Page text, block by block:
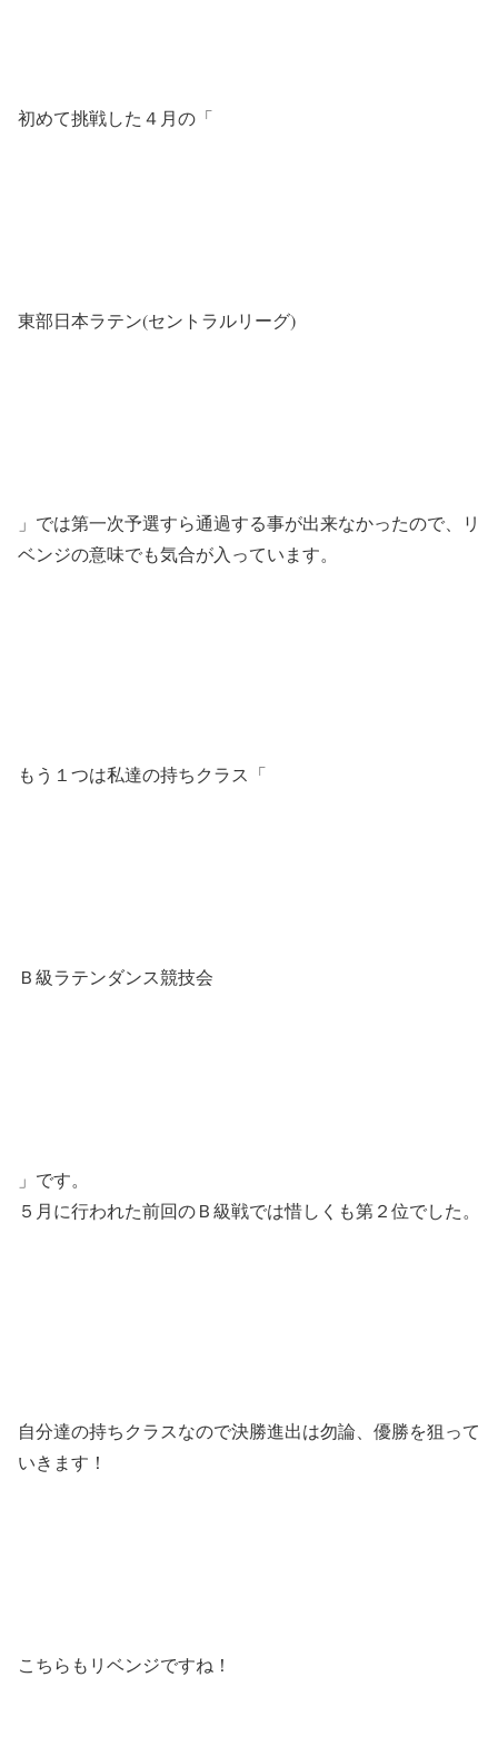
初めて挑戦した４月の「
東部日本ラテン(セントラルリーグ)
」では第一次予選すら通過する事が出来なかったので、リ
ベンジの意味でも気合が入っています。
もう１つは私達の持ちクラス「
Ｂ級ラテンダンス競技会
」です。
５月に行われた前回のＢ級戦では惜しくも第２位でした。
自分達の持ちクラスなので決勝進出は勿論、優勝を狙って
いきます！
こちらもリベンジですね！